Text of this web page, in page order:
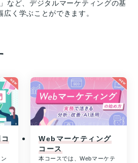
など、デジタルマーケティングの基
く学ぶことができます。
Webマーケティング
コース
本コースでは、Webマーケテ